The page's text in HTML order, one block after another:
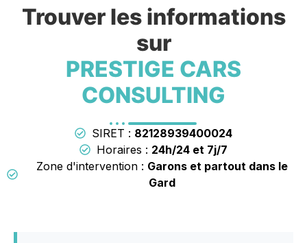
Trouver les informations
sur
PRESTIGE CARS
CONSULTING
SIRET : 82128939400024
Horaires : 24h/24 et 7j/7
Zone d'intervention : Garons et partout dans le
Gard